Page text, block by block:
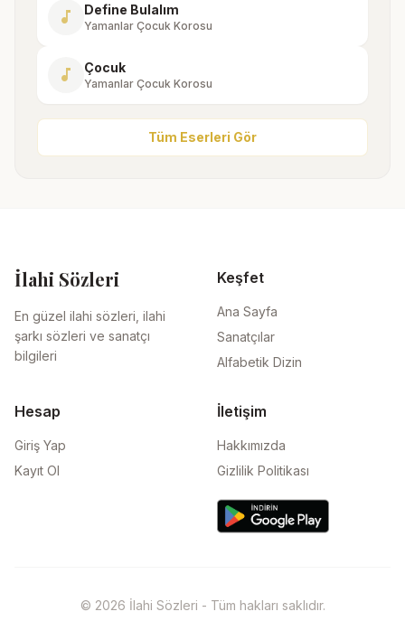
music_note Define Bulalım
Yamanlar Çocuk Korosu
music_note Çocuk
Yamanlar Çocuk Korosu
Tüm Eserleri Gör
İlahi Sözleri
En güzel ilahi sözleri, ilahi
şarkı sözleri ve sanatçı
bilgileri
Keşfet
Ana Sayfa
Sanatçılar
Alfabetik Dizin
Hesap
Giriş Yap
Kayıt Ol
İletişim
Hakkımızda
Gizlilik Politikası
© 2026 İlahi Sözleri - Tüm hakları saklıdır.